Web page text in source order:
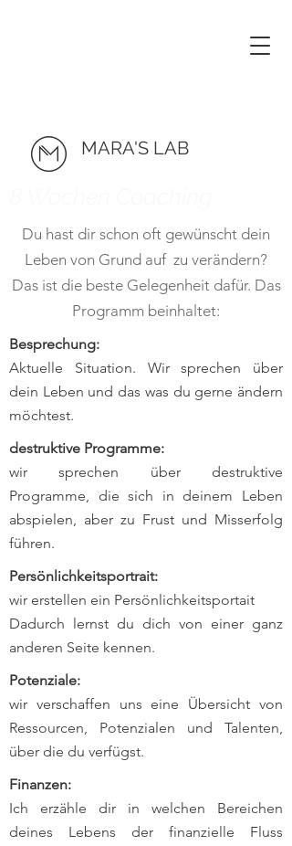
MARA'S LAB
Du hast dir schon oft gewünscht dein
Leben von Grund auf zu verändern?
Das ist die beste Gelegenheit dafür. Das
Programm beinhaltet:
Besprechung:
Aktuelle Situation. Wir sprechen über
dein Leben und das was du gerne ändern
möchtest.
destruktive Programme:
wir sprechen über destruktive
Programme, die sich in deinem Leben
abspielen, aber zu Frust und Misserfolg
führen.
Persönlichkeitsportrait:
wir erstellen ein Persönlichkeitsportait
Dadurch lernst du dich von einer ganz
anderen Seite kennen.
Potenziale:
wir verschaffen uns eine Übersicht von
Ressourcen, Potenzialen und Talenten,
über die du verfügst.
Finanzen:
Ich erzähle dir in welchen Bereichen
deines Lebens der finanzielle Fluss